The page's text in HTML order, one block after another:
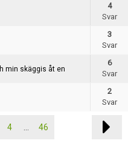
4
Svar
3
Svar
min skäggis åt en
6
Svar
2
Svar
4 46